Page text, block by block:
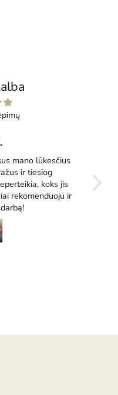
mano lūkesčius
ir tiesiog
koks jis
rekomenduoju ir